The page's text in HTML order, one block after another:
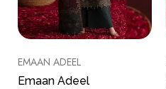
EMAAN ADEEL
Emaan Adeel